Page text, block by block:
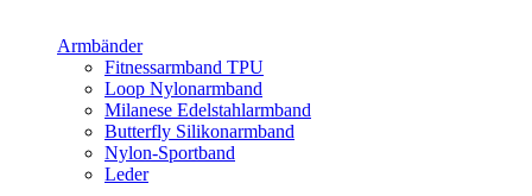
Armbänder
Fitnessarmband TPU
Loop Nylonarmband
Milanese Edelstahlarmband
Butterfly Silikonarmband
Nylon-Sportband
Leder